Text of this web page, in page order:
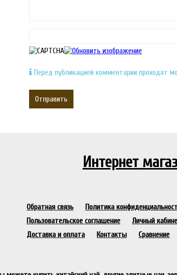
Перед публикацией комментарии проходят
Отправить
Интернет
Обратная связь
Политика
Пользовательское соглашение
Личный
Доставка и оплата
Контакты Сравнение